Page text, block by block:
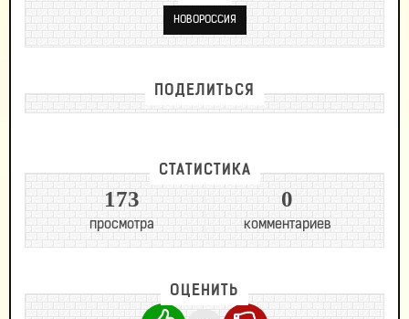
НОВОРОССИЯ
ПОДЕЛИТЬСЯ
СТАТИСТИКА
173
просмотра
0
комментариев
ОЦЕНИТЬ